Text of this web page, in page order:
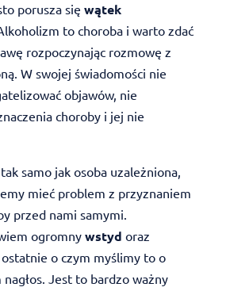
porusza się wątek
to choroba i warto zdać
rozpoczynając rozmowę z
W swojej świadomości nie
objawów, nie
choroby i jej nie
samo jak osoba uzależniona,
mieć problem z przyznaniem
przed nami samymi.
ogromny wstyd oraz
o czym myślimy to o
Jest to bardzo ważny